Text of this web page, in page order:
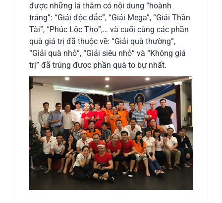
được những lá thăm có nội dung “hoành
tráng”: “Giải độc đắc”, “Giải Mega”, “Giải Thần
Tài”, “Phúc Lộc Thọ”,… và cuối cùng các phần
quà giá trị đã thuộc về: “Giải quà thường”,
“Giải quà nhỏ”, “Giải siêu nhỏ” và “Không giá
trị” đã trúng được phần quà to bự nhất.